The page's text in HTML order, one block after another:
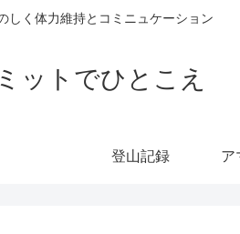
しく体力維持とコミニュケーション
ットでひとこえ
登山記録